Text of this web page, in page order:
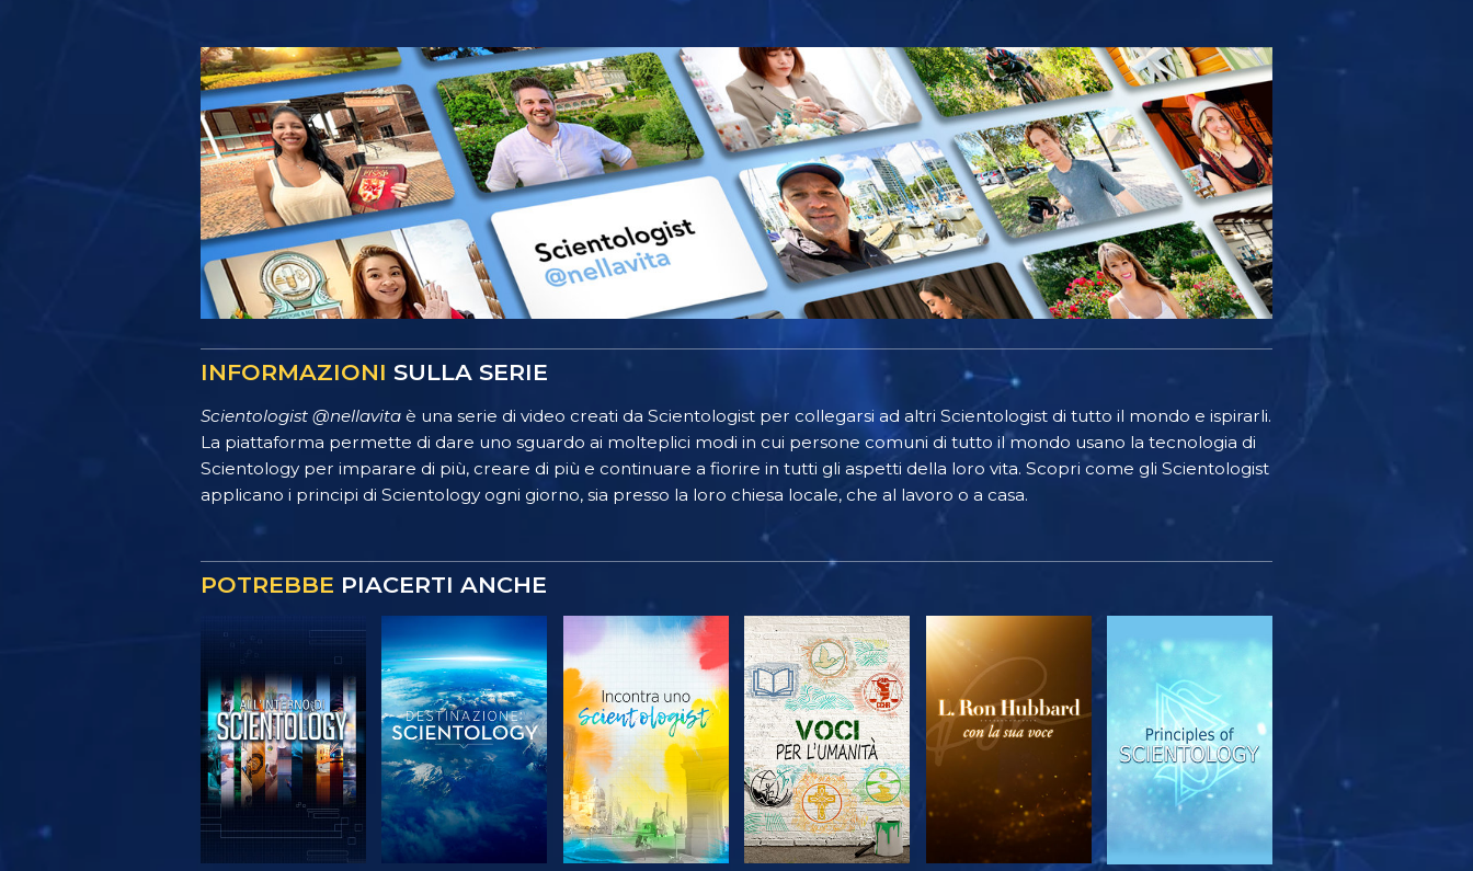
INFORMAZIONI SULLA SERIE
Scientologist @nellavita è una serie di video creati da Scientologist per collegarsi ad altri Scientologist di tutto il mondo e ispirarli.
La piattaforma permette di dare uno sguardo ai molteplici modi in cui persone comuni di tutto il mondo usano la tecnologia di
Scientology per imparare di più, creare di più e continuare a fiorire in tutti gli aspetti della loro vita. Scopri come gli Scientologist
applicano i principi di Scientology ogni giorno, sia presso la loro chiesa locale, che al lavoro o a casa.
POTREBBE PIACERTI ANCHE